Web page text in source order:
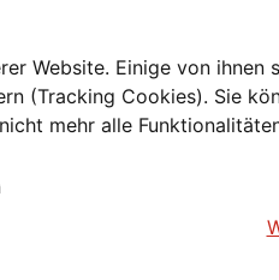
Website. Einige von
(Tracking Cookies). Sie
mehr alle